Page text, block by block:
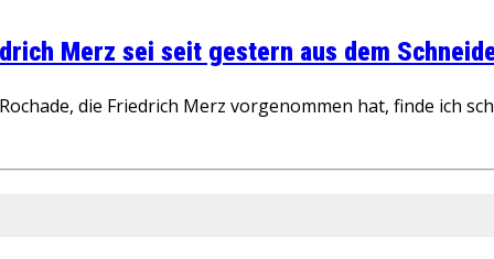
Merz sei seit gestern aus dem
die Friedrich Merz vorgenommen hat, finde ich